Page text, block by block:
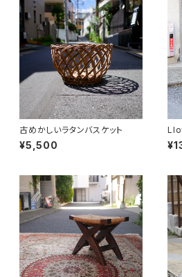
古めかしいラタンバスケット
¥5,500